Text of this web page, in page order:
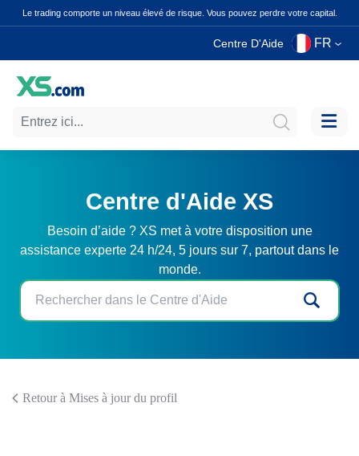
Le trading comporte un niveau élevé de risque. Vous pouvez perdre votre capital.
Centre D'Aide FR
Centre d'Aide XS
Besoin d’aide ? XS met à votre disposition une
assistance experte 24 h/24, 5 jours sur 7, partout dans le
monde.
Retour à Mises à jour du profil